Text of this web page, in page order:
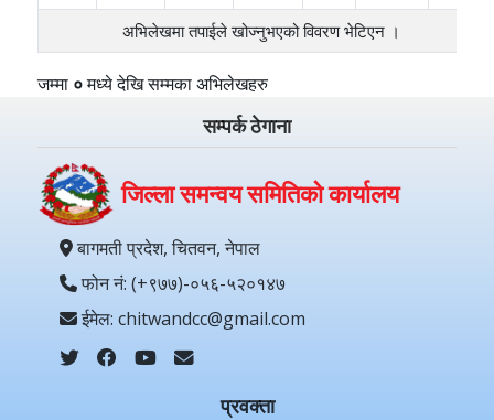
अभिलेखमा तपाईले खोज्‍नुभएको विवरण भेटिएन ।
जम्मा ०मध्येदेखिसम्मका अभिलेखहरु
सम्पर्क ठेगाना
जिल्ला समन्वय समितिको कार्यालय
बागमती प्रदेश, चितवन, नेपाल
फोन नं: (+९७७)-०५६-५२०१४७
ईमेल: chitwandcc@gmail.com
प्रवक्ता